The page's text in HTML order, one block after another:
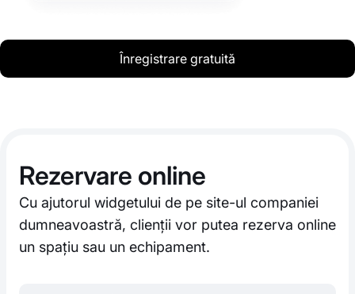
Înregistrare gratuită
Rezervare online
Cu ajutorul widgetului de pe site-ul companiei
dumneavoastră, clienții vor putea rezerva online
un spațiu sau un echipament.